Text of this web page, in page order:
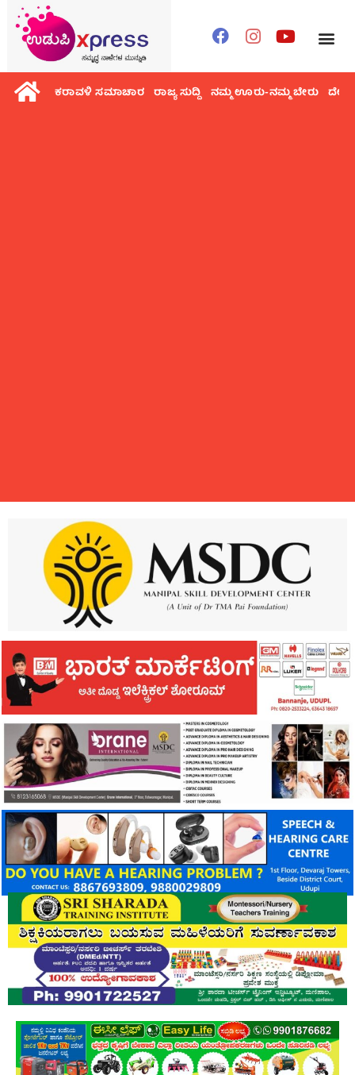
ಕರಾವಳಿ ಸಮಾಚಾರ ರಾಜ್ಯ ಸುದ್ದಿ ನಮ್ಮ ಊರು-ನಮ್ಮ ಬೇರು ದೇಶ